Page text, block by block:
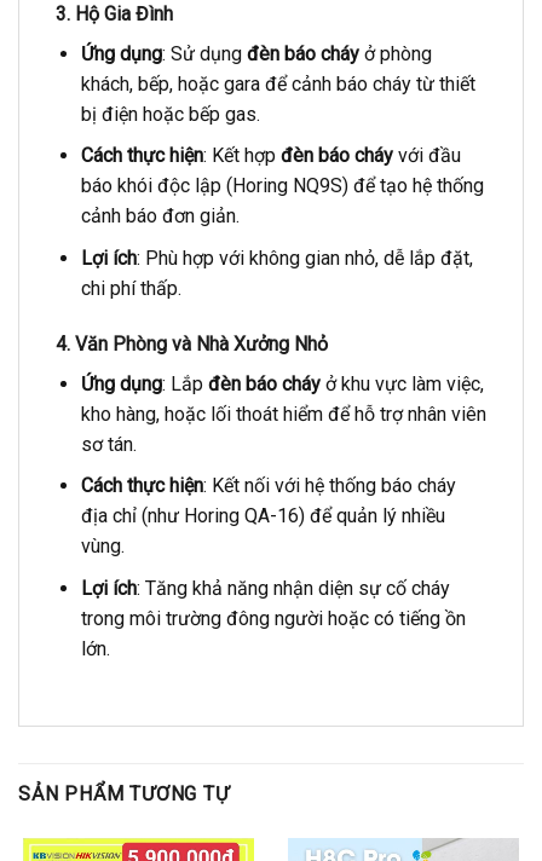
3. Hộ Gia Đình
Ứng dụng: Sử dụng đèn báo cháyở phòng
khách, bếp, hoặc gara để cảnh báo cháy từ thiết
bị điện hoặc bếp gas.
Cách thực hiện: Kết hợp đèn báo cháyvới đầu
báo khói độc lập (Horing NQ9S) để tạo hệ thống
cảnh báo đơn giản.
Lợi ích: Phù hợp với không gian nhỏ, dễ lắp đặt,
chi phí thấp.
4. Văn Phòng và Nhà Xưởng Nhỏ
Ứng dụng: Lắp đèn báo cháyở khu vực làm việc,
kho hàng, hoặc lối thoát hiểm để hỗ trợ nhân viên
sơ tán.
Cách thực hiện: Kết nối với hệ thống báo cháy
địa chỉ (như Horing QA-16) để quản lý nhiều
vùng.
Lợi ích: Tăng khả năng nhận diện sự cố cháy
trong môi trường đông người hoặc có tiếng ồn
lớn.
SẢN PHẨM TƯƠNG TỰ